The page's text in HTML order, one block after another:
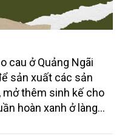
cau ở Quảng Ngãi
sản xuất các sản
thêm sinh kế cho
hoàn xanh ở làng